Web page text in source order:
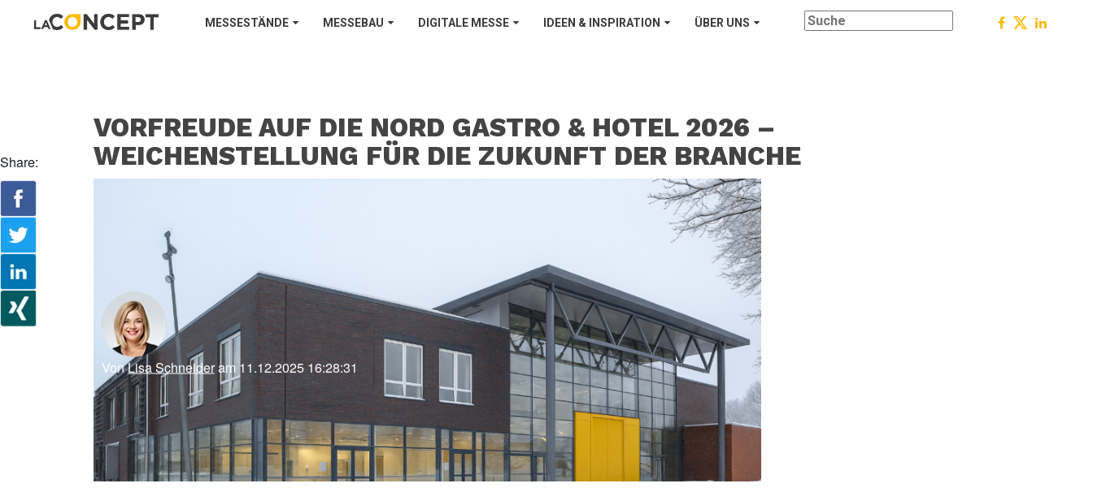
MESSESTÄNDE MESSEBAU DIGITALE MESSE IDEEN & INSPIRATION ÜBER UNS
Share:
VORFREUDE AUF DIE NORD GASTRO & HOTEL 2026 –
WEICHENSTELLUNG FÜR DIE ZUKUNFT DER BRANCHE
VonLisa Schneideram 11.12.2025 16:28:31